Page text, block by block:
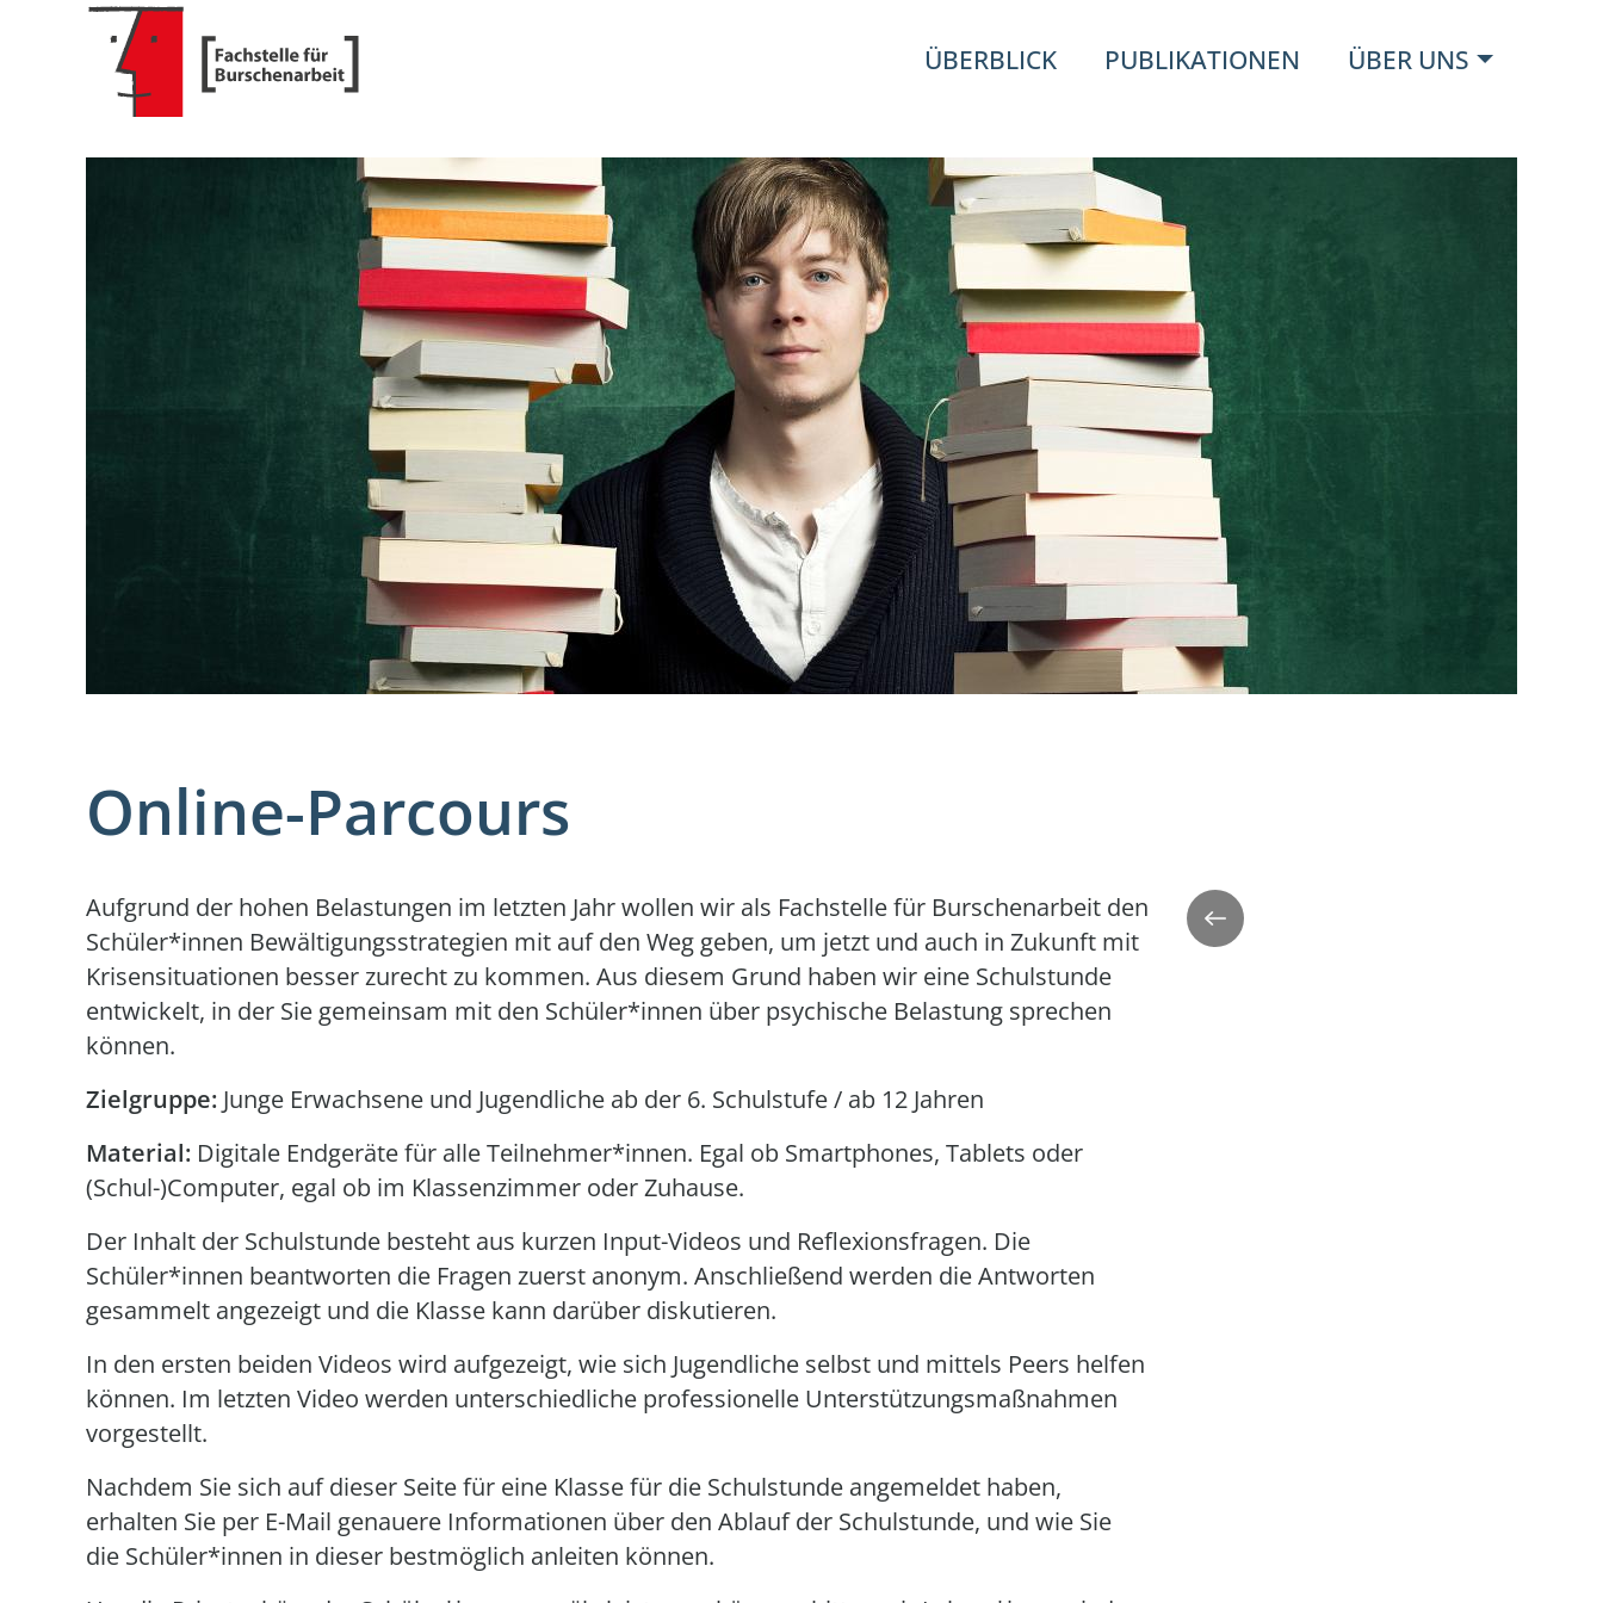
ÜBERBLICK PUBLIKATIONEN ÜBER UNS
Online-Parcours
Aufgrund der hohen Belastungen im letzten Jahr wollen wir als Fachstelle für Burschenarbeit den
Schüler*innen Bewältigungsstrategien mit auf den Weg geben, um jetzt und auch in Zukunft mit
Krisensituationen besser zurecht zu kommen. Aus diesem Grund haben wir eine Schulstunde
entwickelt, in der Sie gemeinsam mit den Schüler*innen über psychische Belastung sprechen
können.
Zielgruppe: Junge Erwachsene und Jugendliche ab der 6. Schulstufe / ab 12 Jahren
Material: Digitale Endgeräte für alle Teilnehmer*innen. Egal ob Smartphones, Tablets oder
(Schul-)Computer, egal ob im Klassenzimmer oder Zuhause.
Der Inhalt der Schulstunde besteht aus kurzen Input-Videos und Reflexionsfragen. Die
Schüler*innen beantworten die Fragen zuerst anonym. Anschließend werden die Antworten
gesammelt angezeigt und die Klasse kann darüber diskutieren.
In den ersten beiden Videos wird aufgezeigt, wie sich Jugendliche selbst und mittels Peers helfen
können. Im letzten Video werden unterschiedliche professionelle Unterstützungsmaßnahmen
vorgestellt.
Nachdem Sie sich auf dieser Seite für eine Klasse für die Schulstunde angemeldet haben,
erhalten Sie per E-Mail genauere Informationen über den Ablauf der Schulstunde, und wie Sie
die Schüler*innen in dieser bestmöglich anleiten können.
Zurück